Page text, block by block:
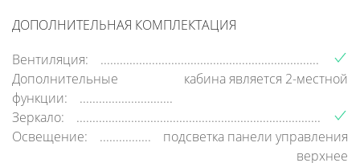
ДОПОЛНИТЕЛЬНАЯ КОМПЛЕКТАЦИЯ
Вентиляция:
Дополнительные
функции:
кабина является 2-местной
Зеркало:
Освещение:
подсветка панели управления
верхнее